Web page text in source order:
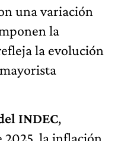
una variación
la
la evolución
INDEC,
2025, la inflación